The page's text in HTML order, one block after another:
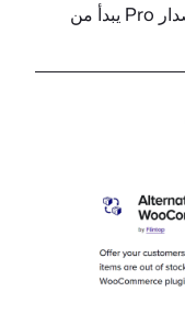
هذا هو مكون إضافي مجاني آخر، مع إصدار Pro يبدأ من